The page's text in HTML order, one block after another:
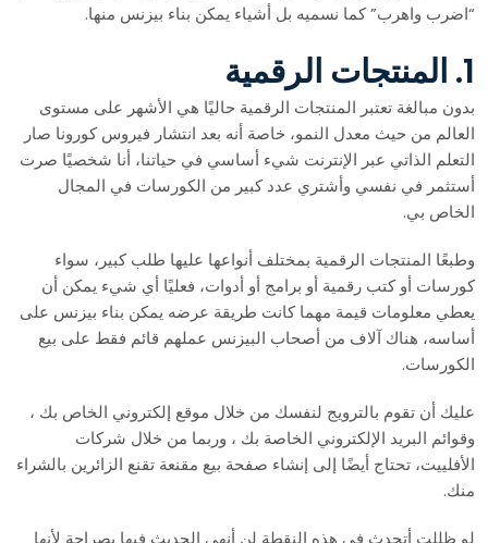
“اضرب واهرب” كما نسميه بل أشياء يمكن بناء بيزنس منها.
1. المنتجات الرقمية
بدون مبالغة تعتبر المنتجات الرقمية حاليًا هي الأشهر على مستوى
العالم من حيث معدل النمو، خاصة أنه بعد انتشار فيروس كورونا صار
التعلم الذاتي عبر الإنترنت شيء أساسي في حياتنا، أنا شخصيًا صرت
أستثمر في نفسي وأشتري عدد كبير من الكورسات في المجال
الخاص بي.
وطبعًا المنتجات الرقمية بمختلف أنواعها عليها طلب كبير، سواء
كورسات أو كتب رقمية أو برامج أو أدوات، فعليًا أي شيء يمكن أن
يعطي معلومات قيمة مهما كانت طريقة عرضه يمكن بناء بيزنس على
أساسه، هناك آلاف من أصحاب البيزنس عملهم قائم فقط على بيع
الكورسات.
عليك أن تقوم بالترويج لنفسك من خلال موقع إلكتروني الخاص بك ،
وقوائم البريد الإلكتروني الخاصة بك ، وربما من خلال شركات
الأفلييت، تحتاج أيضًا إلى إنشاء صفحة بيع مقنعة تقنع الزائرين بالشراء
منك.
لو ظللت أتحدث في هذه النقطة لن أنهي الحديث فيها بصراحة لأنها